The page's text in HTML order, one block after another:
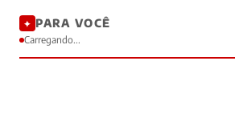
✦ PARA VOCÊ
Carregando...